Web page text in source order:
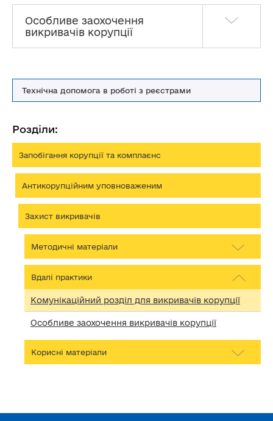
Технічна допомога в роботі з реєстрами
Розділи:
Запобігання корупції та комплаєнс
Антикорупційним уповноваженим
Захист викривачів
Методичні матеріали
Вдалі практики
Комунікаційний розділ для викривачів корупції
Особливе заохочення викривачів корупції
Корисні матеріали
Особливе заохочення
викривачів корупції